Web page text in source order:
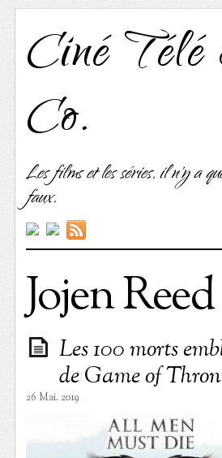
Ciné
Co.
Les films et les séries, il n'y a
faux.
Jojen Reed
Les 100 morts
de Game of
26 Mai. 2019